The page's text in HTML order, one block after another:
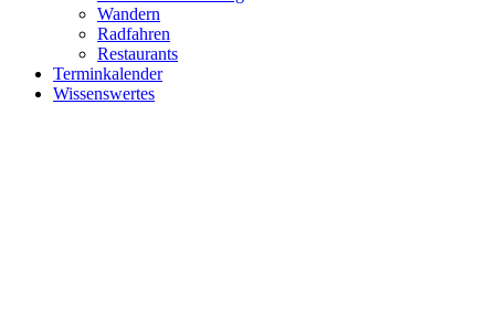
Wandern
Radfahren
Restaurants
Terminkalender
Wissenswertes